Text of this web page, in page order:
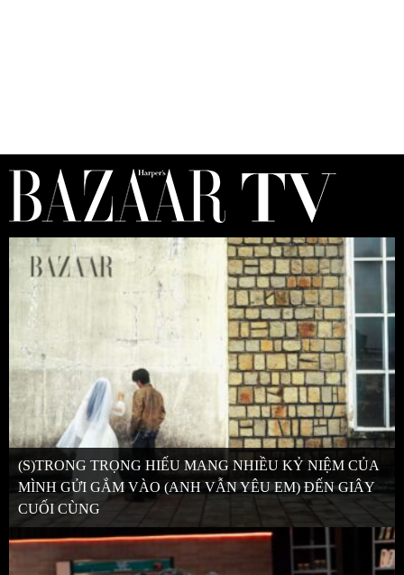
(S)TRONG TRỌNG HIẾU MANG NHIỀU KỶ NIỆM CỦA
MÌNH GỬI GẮM VÀO (ANH VẪN YÊU EM) ĐẾN GIÂY
CUỐI CÙNG